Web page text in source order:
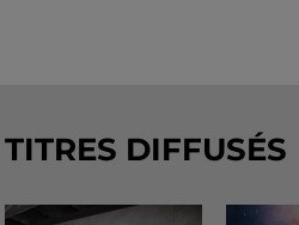
TITRES DIFFUSÉS